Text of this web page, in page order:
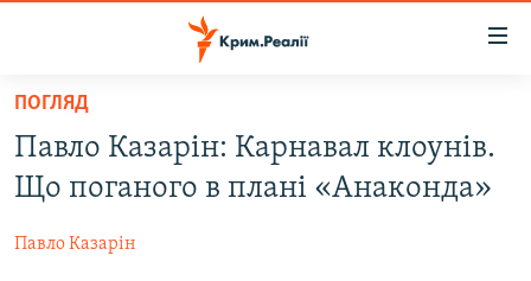
Перейти
основного
матеріалу
до
ПОЛІТИКА
ПОГЛЯД
Павло Казарін: Карнавал клоунів.
Що поганого в плані «Анаконда»
Павло Казарін